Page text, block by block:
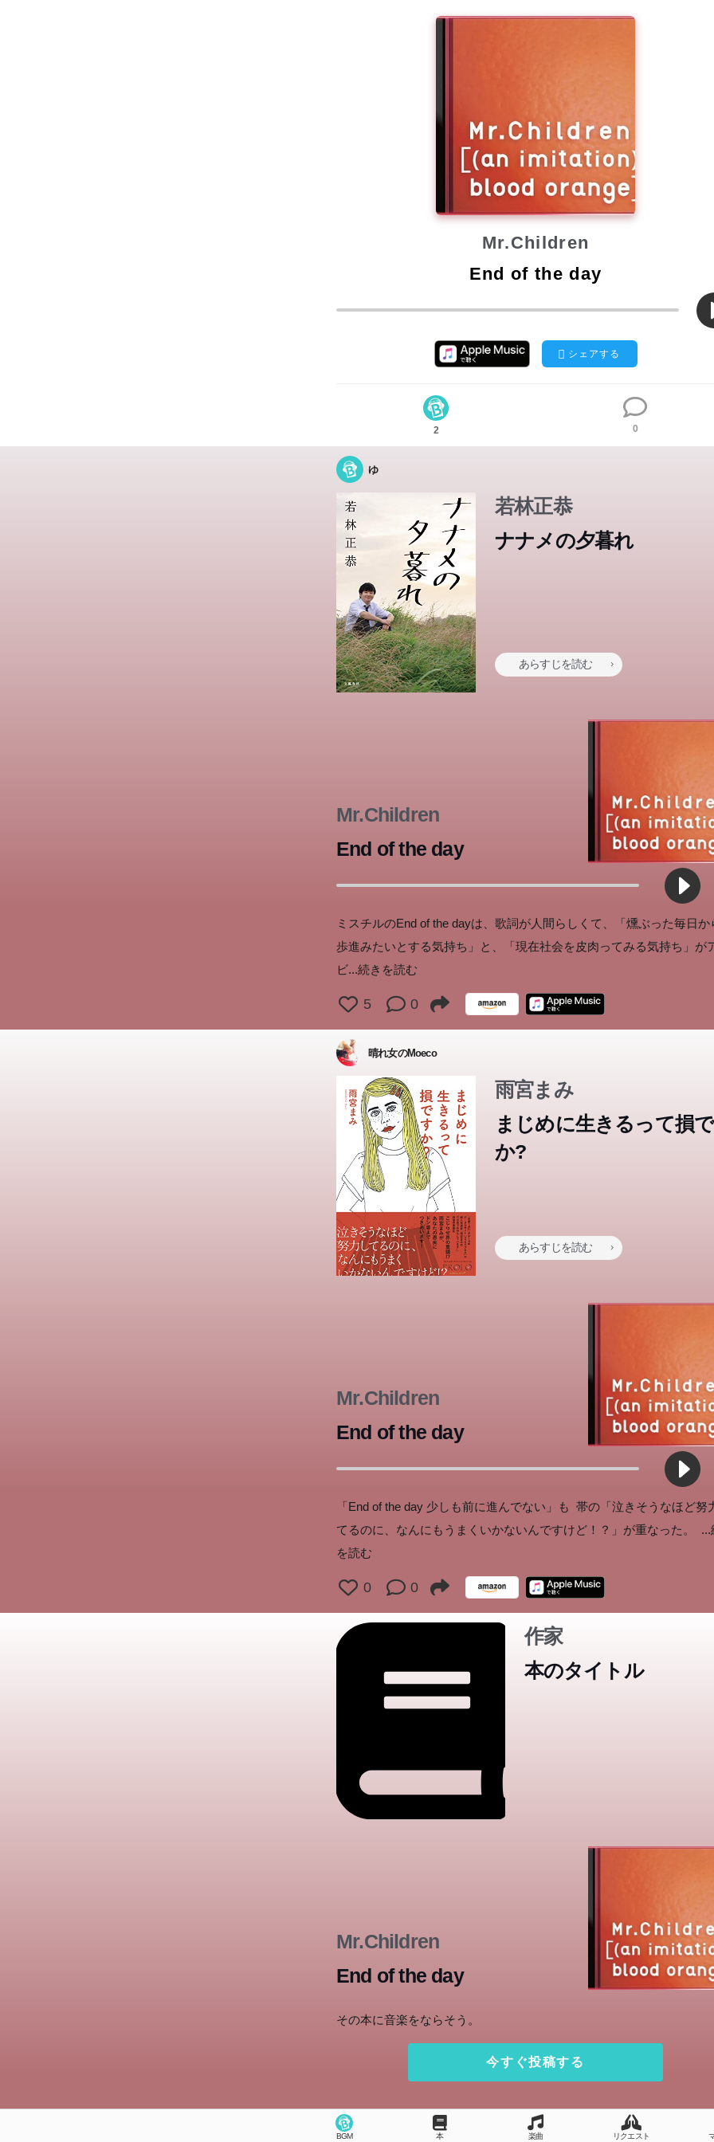
Mr.Children
End of the day
シェアする
2 0
ゆ
若林正恭
ナナメの夕暮れ
あらすじを読む
おじさんになって、「生き辛さ」から解放された―「自分探し」はこ
Mr.Children
End of the day
ミスチルのEnd of the dayは、歌詞が人間らしくて、「燻ぶった毎日か
歩進みたいとする気持ち」と、「現在社会を皮肉ってみる気持ち」が
ビ...続きを読む
5 0
晴れ女のMoeco
雨宮まみ
まじめに生きるって損
か?
あらすじを読む
『女子をこじらせて』から5年。対談集『だって、女子だもん!!』から
年。 『女子をこじらせて』の雨宮ま...
Mr.Children
End of the day
「End of the day 少しも前に進んでない」も 帯の「泣きそうなほど努
てるのに、なんにもうまくいかないんですけど！？」が重なった。 ...
を読む
0 0
作家
本のタイトル
Mr.Children
End of the day
その本に音楽をならそう。
今すぐ投稿する
BGM 本 楽曲 リクエスト